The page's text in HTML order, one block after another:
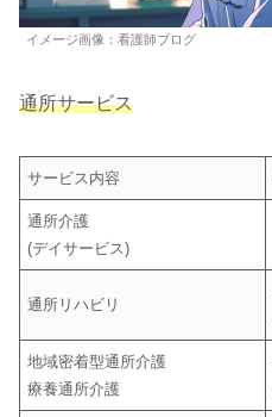
イメージ画像：看護師ブログ
通所サービス
サービス内容
通所介護
(デイサービス)
通所リハビリ
地域密着型通所介護
療養通所介護